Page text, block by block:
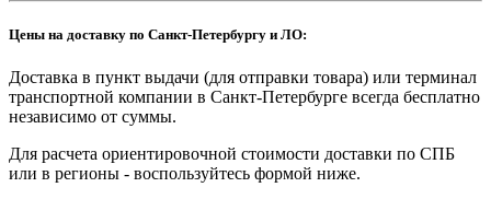
Цены на доставку по Санкт-Петербургу и ЛО:
Доставка в пункт выдачи (для отправки товара) или терминал
транспортной компании в Санкт-Петербурге всегда бесплатно
независимо от суммы.
Для расчета ориентировочной стоимости доставки по СПБ
или в регионы - воспользуйтесь формой ниже.